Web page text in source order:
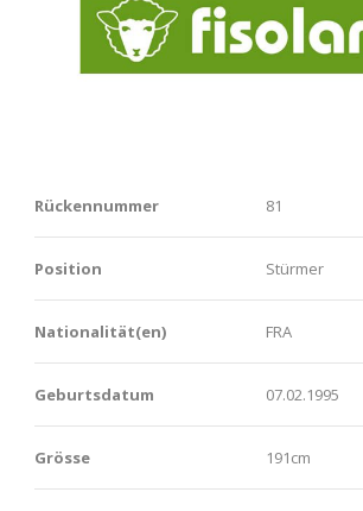
Rückennummer 81
Position Stürmer
Nationalität(en) FRA
Geburtsdatum 07.02.1995
Grösse 191cm